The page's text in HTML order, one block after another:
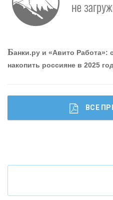
привлечь и удержать
Что будет с наличными
Банки.ру и «Авито Работа»:
накопить россияне в 2025
ВСЕ